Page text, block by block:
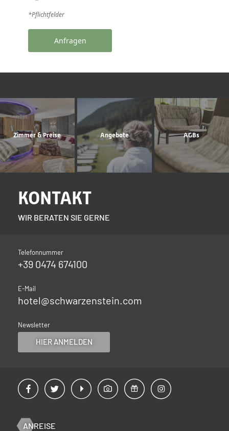
*Pflichtfelder
Anfragen
Zimmer & Preise Angebote AGBs
ANREISE
KONTAKT
WIR BERATEN SIE GERNE
Telefonnummer
+39 0474 674100
E-Mail
hotel@schwarzenstein.com
Newsletter
HIER ANMELDEN